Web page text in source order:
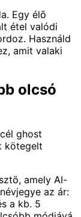
Egy élő
étel valódi
Használd
amit valaki
olcsó
ghost
kötegelt
amely AI-
az ár:
a kb. 5